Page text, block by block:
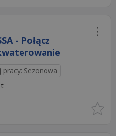
- Połącz
pracy: Sezonowa